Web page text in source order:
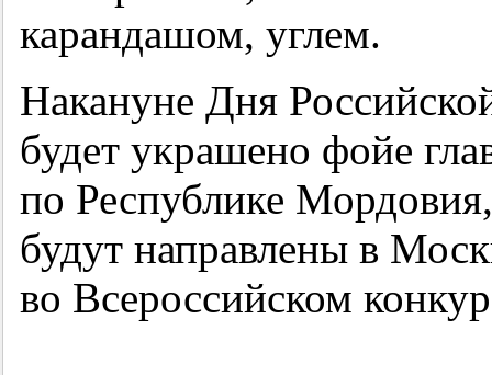
карандашом, углем.
Накануне Дня
будет украшено фойе
по Республике
будут направлены в
во Всероссийском